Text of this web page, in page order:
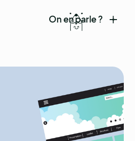
On en parle ?